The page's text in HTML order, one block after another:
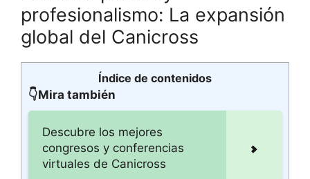
profesionalismo: La expansión
global del Canicross
Índice de contenidos
👇Mira también
Descubre los mejores
congresos y conferencias
virtuales de Canicross